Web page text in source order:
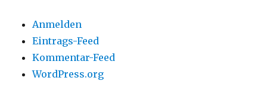
Anmelden
Eintrags-Feed
Kommentar-Feed
WordPress.org